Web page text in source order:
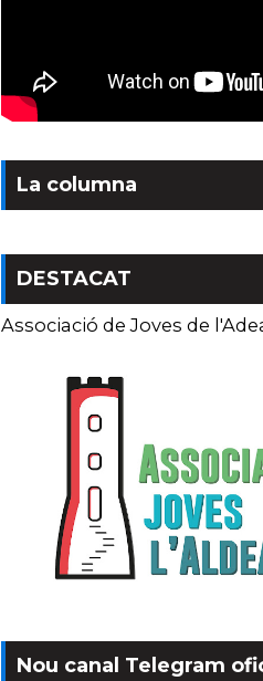
La columna
DESTACAT
Associació de Joves de
Nou canal Telegram